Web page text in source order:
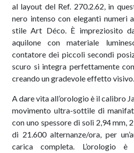
al layout del Ref. 270.2.62, in
nero intenso con eleganti numeri
stile Art Déco. È impreziosito
aquilone con materiale
contatore dei piccoli secondi
scuro si integra perfettamente
creando ungradevole effetto visivo.
A dare vita all’orologio è il calibro
movimento ultra-sottile di
con uno spessore di soli 2,94 mm,
di 21.600 alternanze/ora, per
carica completa.